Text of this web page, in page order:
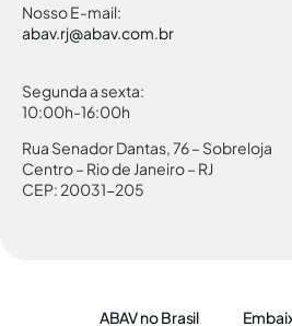
Nosso E-mail:
abav.rj@abav.com.br
Segunda a sexta:
10:00h-16:00h
Rua Senador Dantas, 76 – Sobreloja
Centro – Rio de Janeiro – RJ
CEP: 20031-205
ABAV no Brasil